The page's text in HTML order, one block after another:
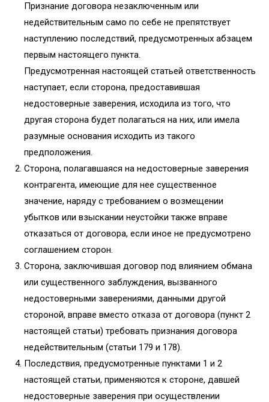
Признание договора незаключенным или
недействительным само по себе не препятствует
наступлению последствий, предусмотренных абзацем
первым настоящего пункта.
Предусмотренная настоящей статьей ответственность
наступает, если сторона, предоставившая
недостоверные заверения, исходила из того, что
другая сторона будет полагаться на них, или имела
разумные основания исходить из такого
предположения.
Сторона, полагавшаяся на недостоверные заверения
контрагента, имеющие для нее существенное
значение, наряду с требованием о возмещении
убытков или взыскании неустойки также вправе
отказаться от договора, если иное не предусмотрено
соглашением сторон.
Сторона, заключившая договор под влиянием обмана
или существенного заблуждения, вызванного
недостоверными заверениями, данными другой
стороной, вправе вместо отказа от договора (пункт 2
настоящей статьи) требовать признания договора
недействительным (статьи 179 и 178).
Последствия, предусмотренные пунктами 1 и 2
настоящей статьи, применяются к стороне, давшей
недостоверные заверения при осуществлении